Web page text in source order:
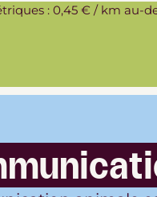
: 0,45 € / km au-